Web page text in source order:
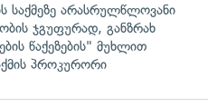
საქმეზე არასრულწლოვანი
ჯგუფურად, განზრახ
წაქეზების" მუხლით
პროკურორი